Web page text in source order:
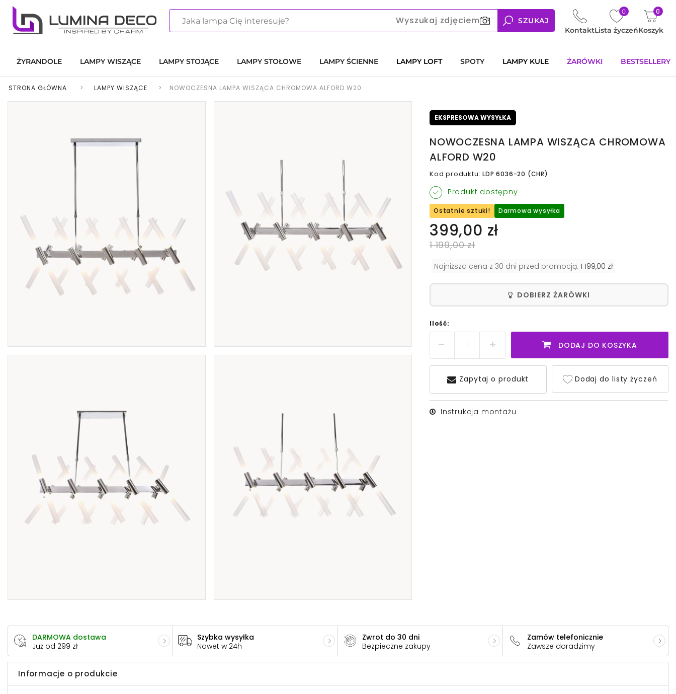
Wyszukaj zdjęciem SZUKAJ
0
Koszyk
0
Lista życzeń
Kontakt
ŻYRANDOLE LAMPY WISZĄCE LAMPY STOJĄCE LAMPY STOŁOWE LAMPY ŚCIENNE LAMPY LOFT SPOTY LAMPY KULE ŻARÓWKI BESTSELLERY
STRONA GŁÓWNA > LAMPY WISZĄCE > NOWOCZESNA LAMPA WISZĄCA CHROMOWA ALFORD W20
EKSPRESOWA WYSYŁKA
NOWOCZESNA LAMPA WISZĄCA CHROMOWA
ALFORD W20
Kod produktu:LDP 6036-20 (CHR)
Produkt dostępny
Ostatnie sztuki! Darmowa wysyłka
399,00 zł
1 199,00 zł
Najniższa cena z 30 dni przed promocją: 1 199,00 zł
DOBIERZ ŻARÓWKI
Ilość:
DODAJ DO KOSZYKA
Zapytaj o produkt Dodaj do listy życzeń
Instrukcja montażu
DARMOWA dostawa
Już od 299 zł
Szybka wysyłka
Nawet w 24h
Zwrot do 30 dni
Bezpieczne zakupy
Zamów telefonicznie
Zawsze doradzimy
Informacje o produkcie